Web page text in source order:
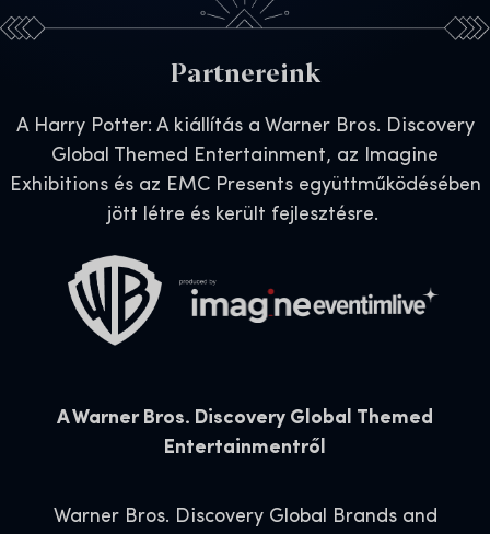
Partnereink
A Harry Potter: A kiállítás a Warner Bros. Discovery
Global Themed Entertainment, az Imagine
Exhibitions és az EMC Presents együttműködésében
jött létre és került fejlesztésre.
A Warner Bros. Discovery Global Themed
Entertainmentről
Warner Bros. Discovery Global Brands and